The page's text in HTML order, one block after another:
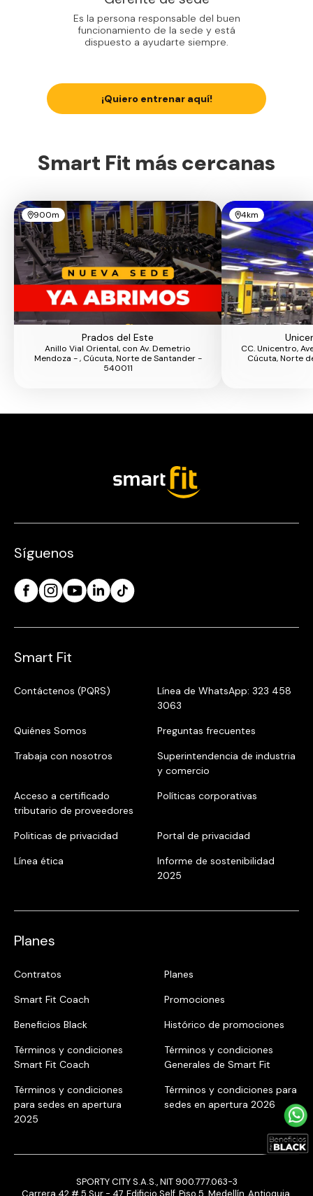
Es la persona responsable del buen
funcionamiento de la sede y está
dispuesto a ayudarte siempre.
¡Quiero entrenar aquí!
Smart Fit más cercanas
900m
Prados del Este
Anillo Vial Oriental, con Av. Demetrio
Mendoza - , Cúcuta, Norte de Santander -
540011
4km
CC. Unicentro,
Cúcuta, Norte
Síguenos
Smart Fit
Contáctenos (PQRS)
Línea de WhatsApp: 323 458
3063
Quiénes Somos
Preguntas frecuentes
Trabaja con nosotros
Superintendencia de industria
y comercio
Acceso a certificado
tributario de proveedores
Políticas corporativas
Politicas de privacidad
Portal de privacidad
Línea ética
Informe de sostenibilidad
2025
Planes
Contratos
Planes
Smart Fit Coach
Promociones
Beneficios Black
Histórico de promociones
Términos y condiciones
Smart Fit Coach
Términos y condiciones
Generales de Smart Fit
Términos y condiciones
para sedes en apertura
2025
Términos y condiciones para
sedes en apertura 2026
SPORTY CITY S.A.S., NIT 900.777.063-3
Carrera 42 # 5 Sur - 47, Edificio Self, Piso 5. Medellín, Antioquia,